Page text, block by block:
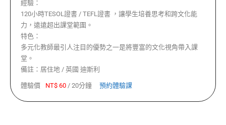
經驗：
120小時TESOL證書 / TEFL證書 ，讓學生培養思考和跨文化能
力，遠遠超出課堂範圍。
特色：
多元化教師最引人注目的優勢之一是將豐富的文化視角帶入課
堂。
備註： 居住地 / 英國 迪斯利
體驗價 NT$ 60 / 20分鐘 預約體驗課